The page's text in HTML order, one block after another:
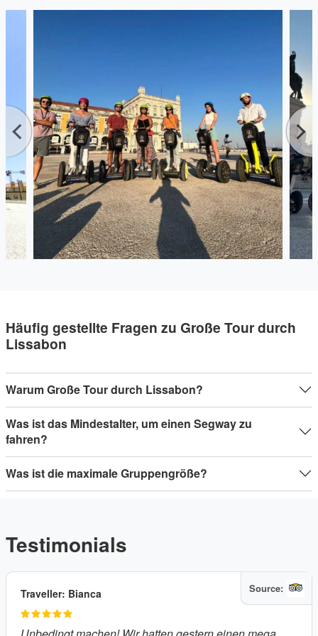
Welt zu erkunden. Wenn wir uns in die Stadt bewegen,
voller Aktivität und Handel sind – der perfekte Ort, um sich
mit dem täglichen Leben in Lissabon zu verbinden und
einige lokale Snacks zu probieren oder eine süße Ginginha
zu trinken. Danach gleiten wir neben dem Schloss Saint
Jorge entlang und halten an den schönsten
Aussichtspunkten der hügeligen Altstadt. Genießen Sie das
Fahrerlebnis, während wir erstaunliche Orte wie den
berühmten Flohmarkt von Feira da Ladra oder das National
Pantheon entdecken, was Ihre Abenteuer in Lissabon viel
interessanter macht.
Häufig gestellte Fragen zu Große Tour durch
Lissabon
Warum Große Tour durch Lissabon?
Was ist das Mindestalter, um einen Segway zu
fahren?
Was ist die maximale Gruppengröße?
Testimonials
Traveller: Bianca Source: